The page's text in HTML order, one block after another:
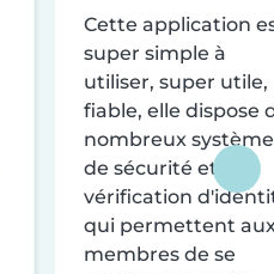
Cette application
super simple à
utiliser, super utile,
fiable, elle dispose
nombreux
de sécurité et de
vérification
qui permettent
membres de se